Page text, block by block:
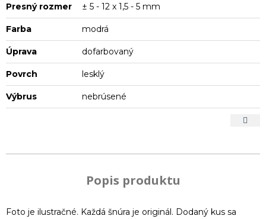
Presný rozmer ± 5 - 12 x 1,5 - 5 mm
Farba modrá
Úprava dofarbovaný
Povrch lesklý
Výbrus nebrúsené
Popis produktu
Foto je ilustračné. Každá šnúra je originál. Dodaný kus sa